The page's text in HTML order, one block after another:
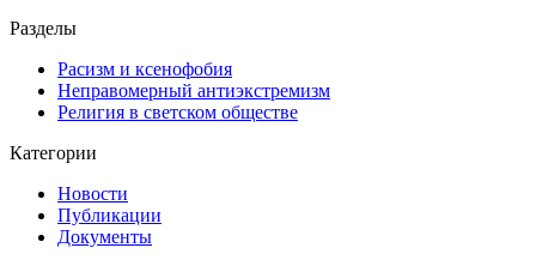
Разделы
Расизм и ксенофобия
Неправомерный антиэкстремизм
Религия в светском обществе
Категории
Новости
Публикации
Документы